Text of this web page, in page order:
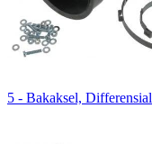
5 - Bakaksel, Differensial